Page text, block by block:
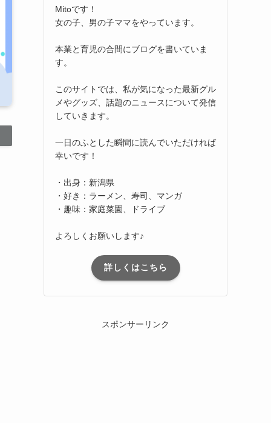
Mitoです！
女の子、男の子ママをやっています。
本業と育児の合間にブログを書いていま
す。
このサイトでは、私が気になった最新グル
メやグッズ、話題のニュースについて発信
していきます。
一日のふとした瞬間に読んでいただければ
幸いです！
・出身：新潟県
・好き：ラーメン、寿司、マンガ
・趣味：家庭菜園、ドライブ
よろしくお願いします♪
詳しくはこちら
スポンサーリンク